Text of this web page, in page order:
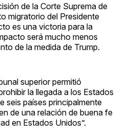
de la Corte Suprema de
migratorio del Presidente
es una victoria para la
será mucho menos
de la medida de Trump.
superior permitió
la llegada a los Estados
seis países principalmente
de una relación de buena fe
en Estados Unidos”.